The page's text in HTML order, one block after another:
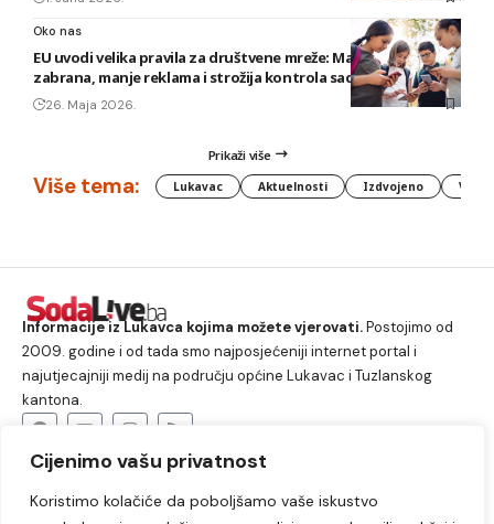
Cijenimo vašu privatnost
Koristimo kolačiće da poboljšamo vaše iskustvo
Oko nas
EU uvodi velika pravila za društvene mreže: Maloljetnicima
zabrana, manje reklama i strožija kontrola sadržaja
26. Maja 2026.
Prikaži više
Više tema: Lukavac Aktuelnosti Izdvojeno
Informacije iz Lukavca kojima možete vjerovati.Postojimo od
2009. godine i od tada smo najposjećeniji internet portal i
najutjecajniji medij na području općine Lukavac i Tuzlanskog
kantona.
Lukavac Društvo Crna hronika Sport